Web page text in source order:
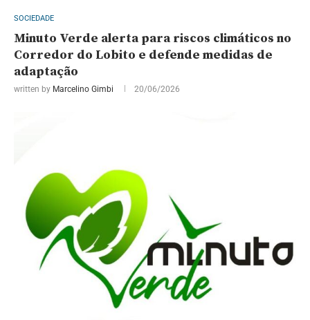
SOCIEDADE
Minuto Verde alerta para riscos climáticos no
Corredor do Lobito e defende medidas de
adaptação
written by Marcelino Gimbi 20/06/2026